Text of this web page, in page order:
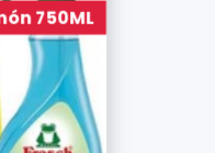
750ML